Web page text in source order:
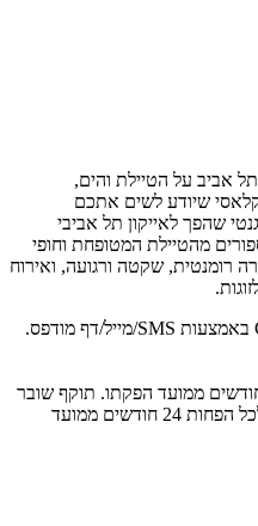
אביב על הטיילת והים,
קלאסי שיודע לשים אתכם
שהפך לאייקון תל אביבי
מהטיילת המטופחת וחופי
רומנטית, שקטה ורגועה, ואירוח
למימוש יש להציג את קוד ה-Gift Card באמצעות SMS/מייל/דף מודפס.
שובר כספי הינו לכל הפחות 60 חודשים ממועד הפקתו. תוקף שובר
לרכישת מוצר או שירות מסויים יהיה לכל הפחות 24 חודשים ממועד